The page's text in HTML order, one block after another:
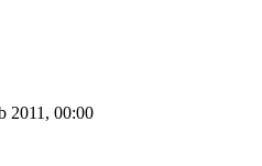
2011, 00:00